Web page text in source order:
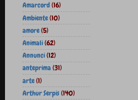
Amarcord(16)
Ambiente(10)
amore(5)
Animali(62)
Annunci(12)
anteprima(31)
arte(1)
Arthur Serpis(140)